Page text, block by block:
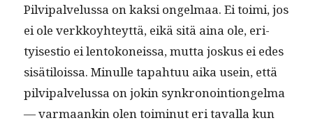
Pil­vipalvelus­sa on kak­si ongel­maa. Ei toi­mi, jos
ei ole verkkoy­hteyt­tä, eikä sitä aina ole, eri­
tyis­es­tio ei lentokoneis­sa, mut­ta joskus ei edes
sisätilois­sa. Min­ulle tapah­tuu aika usein, että
pil­vipalvelus­sa on jokin synkro­noin­tion­gel­ma
— var­maankin olen toimin­ut eri taval­la kun